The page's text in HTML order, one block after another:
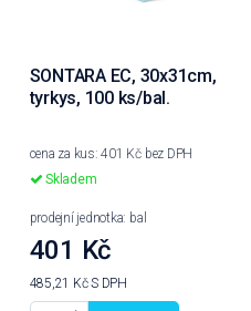
SONTARA EC, 30x31cm,
tyrkys, 100 ks/bal.
cena za kus: 401 Kč bez DPH
Skladem
prodejní jednotka: bal
401 Kč
485,21 KčS DPH